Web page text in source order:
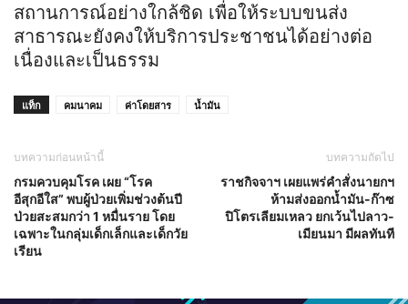
สถานการณ์อย่างใกล้ชิด เพื่อให้ระบบขนส่ง
สาธารณะยังคงให้บริการประชาชนได้อย่างต่อ
เนื่องและเป็นธรรม
แท็ก คมนาคม ค่าโดยสาร น้ำมัน
บทความก่อนหน้านี้
กรมควบคุมโรค เผย “โรค
อีสุกอีใส” พบผู้ป่วยเพิ่มช่วงต้นปี
ป่วยสะสมกว่า 1 หมื่นราย โดย
เฉพาะในกลุ่มเด็กเล็กและเด็กวัย
เรียน
บทความถัดไป
ราชกิจจาฯ เผยแพร่คำสั่งนายกฯ
ห้ามส่งออกน้ำมัน-ก๊าซ
ปิโตรเลียมเหลว ยกเว้นไปลาว-
เมียนมา มีผลทันที